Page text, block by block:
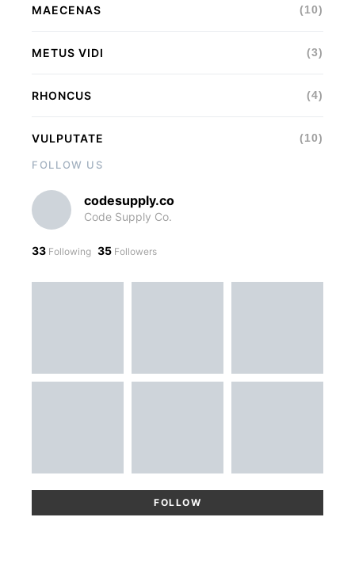
MAECENAS (10)
METUS VIDI (3)
RHONCUS (4)
VULPUTATE (10)
FOLLOW US
codesupply.co
Code Supply Co.
33 Following 35 Followers
FOLLOW